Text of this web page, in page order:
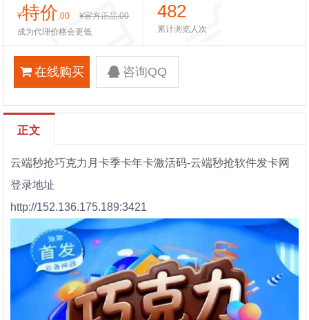
¥特价.00 ¥官方正品.00
成为代理价格会更低
482
累计浏览人次
在线购买 咨询QQ
正文
云端秒抢巧克力月卡季卡年卡激活码-云端秒抢软件发卡网
登录地址
http://152.136.175.189:3421